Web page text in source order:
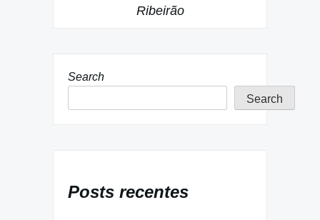
Ribeirão
Search
Search
Posts recentes